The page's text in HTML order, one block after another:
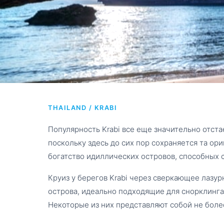
KRABI ISLANDS
from phuket
THAILAND / KRABI
Популярность Krabi все еще значительно
поскольку здесь до сих пор сохраняется та
богатство идиллических островов,
Круиз у берегов Krabi через сверкающее
острова, идеально подходящие для
Некоторые из них представляют собой не